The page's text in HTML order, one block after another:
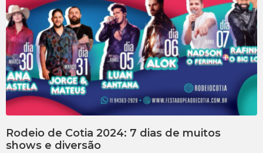
Rodeio de Cotia 2024: 7 dias de muitos
shows e diversão